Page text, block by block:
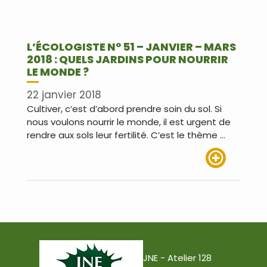
L’ÉCOLOGISTE N° 51 – JANVIER – MARS
2018 : QUELS JARDINS POUR NOURRIR
LE MONDE ?
22 janvier 2018
Cultiver, c’est d’abord prendre soin du sol. Si
nous voulons nourrir le monde, il est urgent de
rendre aux sols leur fertilité. C’est le thème …
JNE - Atelier 128